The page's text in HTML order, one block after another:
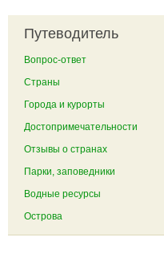
Путеводитель
Вопрос-ответ
Страны
Города и курорты
Достопримечательности
Отзывы о странах
Парки, заповедники
Водные ресурсы
Острова